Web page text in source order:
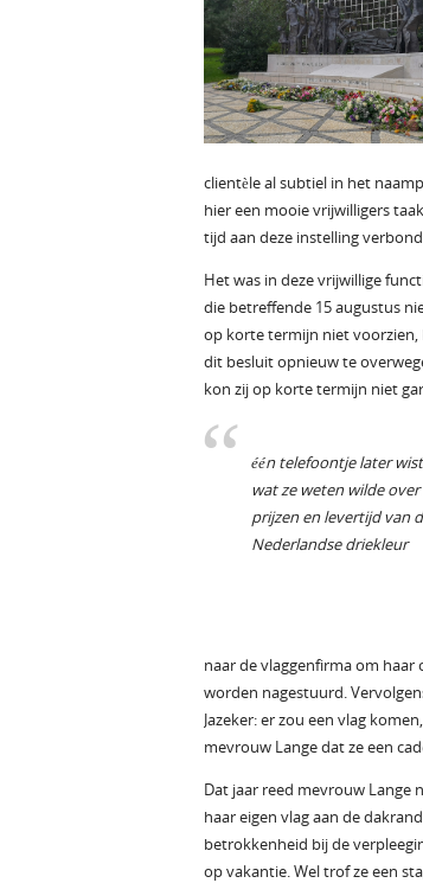
clientèle al subtiel in het
hier een mooie vrijwilligers
tijd aan deze instelling
Het was in deze vrijwillige
die betreffende 15 augustus
op korte termijn niet voorzien,
dit besluit opnieuw te
kon zij op korte termijn niet
één telefoontje later
wat ze weten wilde
prijzen en levertijd van
Nederlandse driekleur
naar de vlaggenfirma om
worden nagestuurd.
Jazeker: er zou een vlag
mevrouw Lange dat ze een
Dat jaar reed mevrouw Lange
haar eigen vlag aan de
betrokkenheid bij de
op vakantie. Wel trof ze een